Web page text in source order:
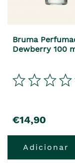
Bruma
Dewberry 100
€14,90
Adicionar